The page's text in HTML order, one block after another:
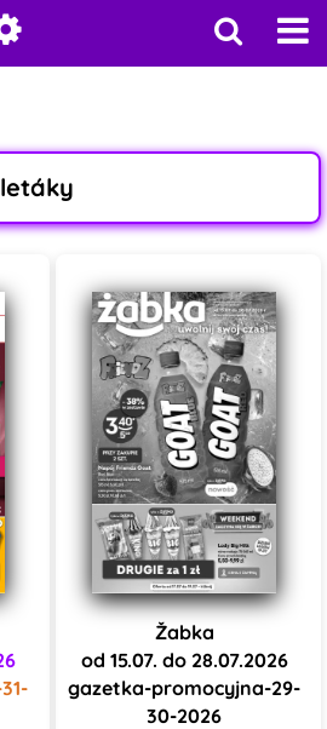
letáky
Žabka
od 15.07. do 28.07.2026
gazetka-promocyjna-29-
30-2026